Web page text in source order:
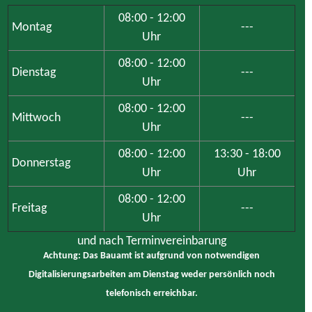
Montag
08:00 - 12:00
Uhr
---
Dienstag
08:00 - 12:00
Uhr
---
Mittwoch
08:00 - 12:00
Uhr
---
Donnerstag
08:00 - 12:00
Uhr
13:30 - 18:00
Uhr
Freitag
08:00 - 12:00
Uhr
---
und nach Terminvereinbarung
Achtung: Das Bauamt ist aufgrund von notwendigen
Digitalisierungsarbeiten am Dienstag weder persönlich noch
telefonisch erreichbar.